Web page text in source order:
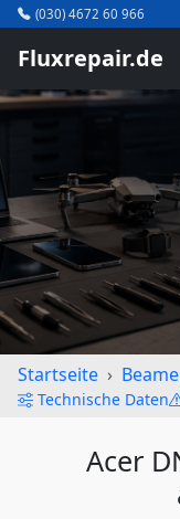
(030) 4672 60 966
Fluxrepair.de
Startseite
Technische Daten
Acer